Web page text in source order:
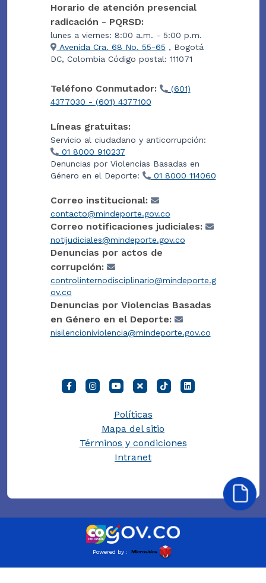
Horario de atención presencial
radicación - PQRSD:
lunes a viernes: 8:00 a.m. - 5:00 p.m.
Avenida Cra. 68 No. 55-65 , Bogotá
DC, Colombia Código postal: 111071
Teléfono Conmutador:
(601)
4377030 - (601) 4377100
Líneas gratuitas:
Servicio al ciudadano y anticorrupción:
01 8000 910237
Denuncias por Violencias Basadas en
Género en el Deporte:
01 8000 114060
Correo institucional:
contacto@mindeporte.gov.co
Correo notificaciones judiciales:
notijudiciales@mindeporte.gov.co
Denuncias por actos de
corrupción:
controlinternodisciplinario@mindeporte.g
ov.co
Denuncias por Violencias Basadas
en Género en el Deporte:
nisilencioniviolencia@mindeporte.gov.co
Políticas
Mapa del sitio
Términos y condiciones
Intranet
Powered by :